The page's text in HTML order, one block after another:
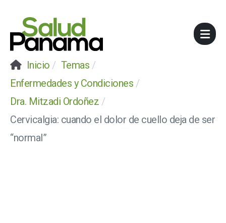
Inicio
Temas
Enfermedades y Condiciones
Dra. Mitzadi Ordoñez
Cervicalgia: cuando el dolor de cuello deja de ser
“normal”